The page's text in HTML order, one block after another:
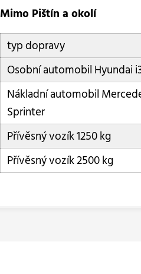
Mimo Pištín a okolí
typ dopravy
Osobní automobil Hyundai
Nákladní automobil
Sprinter
Přívěsný vozík 1250 kg
Přívěsný vozík 2500 kg